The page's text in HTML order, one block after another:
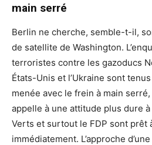
main serré
Berlin ne cherche, semble-t-il,
de satellite de Washington.
terroristes contre les gazoducs
États-Unis et l’Ukraine sont
menée avec le frein à main
appelle à une attitude plus dure à
Verts et surtout le FDP sont prêt
immédiatement. L’approche